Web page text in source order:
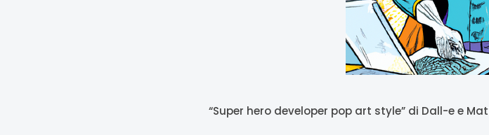
“Super hero developer pop art style” di Dall-e e